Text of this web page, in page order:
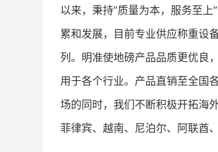
以来，秉持”质量为本，服务至
累和发展，目前专业供应称重设
列。明准使地磅产品品质更优良
用于各个行业。产品直销至全国
场的同时，我们不断积极开拓海
菲律宾、越南、尼泊尔、阿联酋